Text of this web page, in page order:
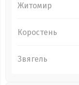
Житомир
Коростень
Звягель